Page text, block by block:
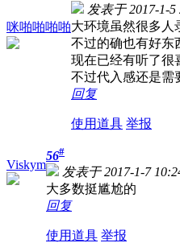
咪啪啪啪啪
发表于 2017-1-5
大环境虽然很多人
不过的确也有好东
现在已经有听了很
不过代入感还是需
回复
使用道具 举报
Viskym
56#
发表于 2017-1-7
大多数挺尴尬的
回复
使用道具 举报